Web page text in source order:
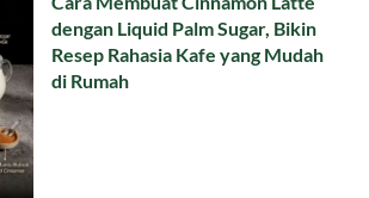
dengan Liquid Palm Sugar, Bikin
Resep Rahasia Kafe yang Mudah
di Rumah